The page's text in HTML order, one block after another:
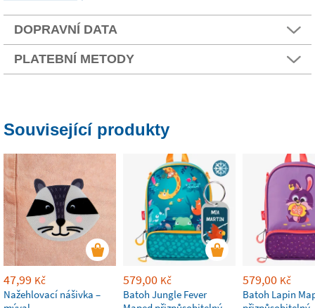
DOPRAVNÍ DATA
PLATEBNÍ METODY
Související produkty
47,99 Kč
Nažehlovací nášivka –
579,00 Kč
Batoh Jungle Fever
579,00 Kč
Batoh Lapin